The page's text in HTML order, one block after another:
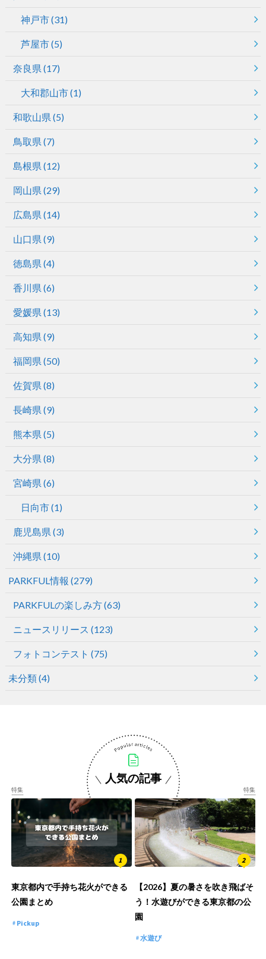
神戸市(31)
芦屋市(5)
奈良県 (17)
大和郡山市(1)
和歌山県 (5)
鳥取県 (7)
島根県 (12)
岡山県 (29)
広島県 (14)
山口県 (9)
徳島県 (4)
香川県 (6)
愛媛県 (13)
高知県 (9)
福岡県 (50)
佐賀県 (8)
長崎県 (9)
熊本県 (5)
大分県 (8)
宮崎県 (6)
日向市(1)
鹿児島県 (3)
沖縄県 (10)
PARKFUL情報 (279)
PARKFULの楽しみ方(63)
ニュースリリース (123)
フォトコンテスト (75)
未分類(4)
人気の記事
特集
東京都内で手持ち花火ができる
公園まとめ
Pickup
特集
【2026】夏の暑さを吹き飛ばそ
う！水遊びができる東京都の公
園
水遊び